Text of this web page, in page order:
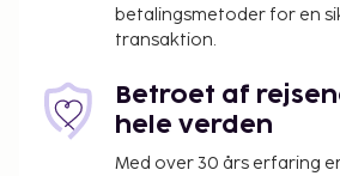
betalingsmetoder for en
transaktion.
Betroet af
hele verden
Med over 30 års erfaring